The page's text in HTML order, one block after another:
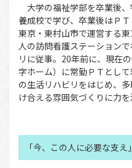
大学の福祉学部を卒業後
養成校で学び、卒業後はＰ
東京・東村山市で運営する
人の訪問看護ステーション
リに従事。20年前に、現在
字ホーム）に常勤ＰＴとし
の生活リハビリをはじめ、
け合える雰囲気づくりに力を
「今、この人に必要な支え